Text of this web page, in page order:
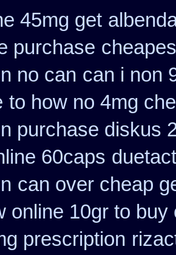
45mg get
purchase
no can can i non
to how no 4mg
purchase diskus
60caps
can over cheap
online 10gr to buy
prescription